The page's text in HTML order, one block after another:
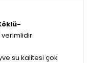
verimlidir.
su kalitesi çok